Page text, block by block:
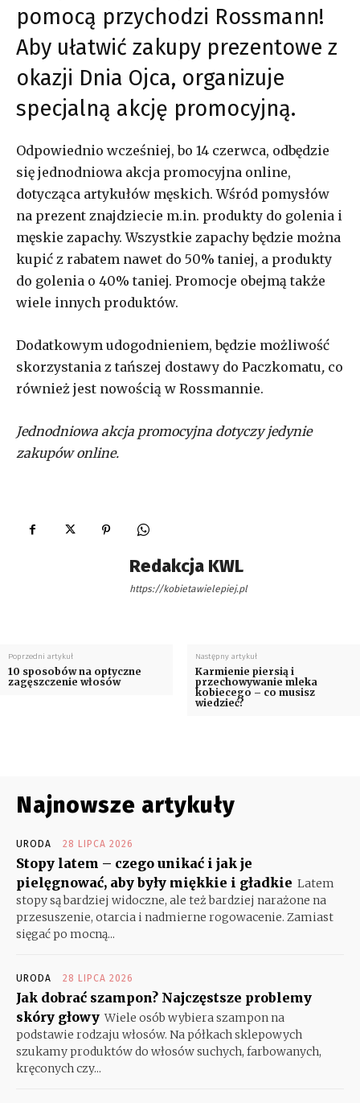
pomocą przychodzi Rossmann!
Aby ułatwić zakupy prezentowe z
okazji Dnia Ojca, organizuje
specjalną akcję promocyjną.
Odpowiednio wcześniej, bo 14 czerwca, odbędzie
się jednodniowa akcja promocyjna online,
dotycząca artykułów męskich. Wśród pomysłów
na prezent znajdziecie m.in. produkty do golenia i
męskie zapachy. Wszystkie zapachy będzie można
kupić z rabatem nawet do 50% taniej, a produkty
do golenia o 40% taniej. Promocje obejmą także
wiele innych produktów.
Dodatkowym udogodnieniem, będzie możliwość
skorzystania z tańszej dostawy do Paczkomatu, co
również jest nowością w Rossmannie.
Jednodniowa akcja promocyjna dotyczy jedynie
zakupów online.
Redakcja KWL
https://kobietawielepiej.pl
Poprzedni artykuł
10 sposobów na optyczne
zagęszczenie włosów
Następny artykuł
Karmienie piersią i
przechowywanie mleka
kobiecego – co musisz
wiedzieć?
Najnowsze artykuły
URODA 28 LIPCA 2026
Stopy latem – czego unikać i jak je
pielęgnować, aby były miękkie i gładkie Latem
stopy są bardziej widoczne, ale też bardziej narażone na
przesuszenie, otarcia i nadmierne rogowacenie. Zamiast
sięgać po mocną...
URODA 28 LIPCA 2026
Jak dobrać szampon? Najczęstsze problemy
skóry głowy Wiele osób wybiera szampon na
podstawie rodzaju włosów. Na półkach sklepowych
szukamy produktów do włosów suchych, farbowanych,
kręconych czy...